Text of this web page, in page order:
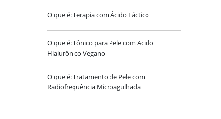
O que é: Terapia com Ácido Láctico
O que é: Tônico para Pele com Ácido
Hialurônico Vegano
O que é: Tratamento de Pele com
Radiofrequência Microagulhada